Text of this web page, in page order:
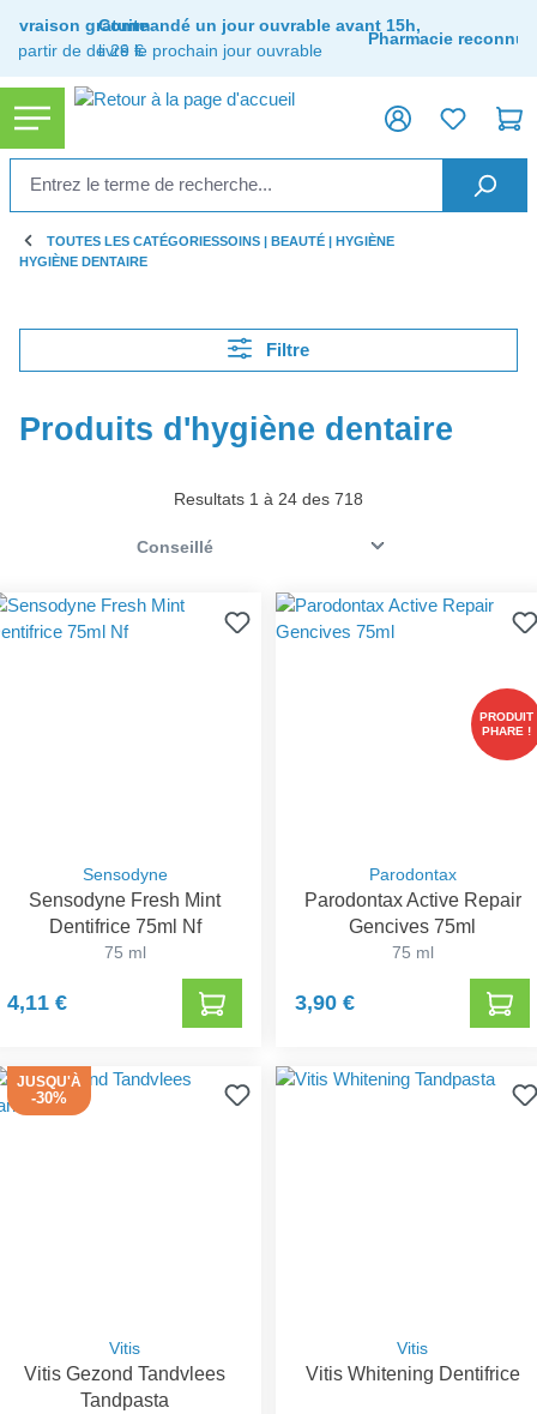
principal
Livraison gratuite
à partir de de 29 €
Commandé un jour ouvrable avant 15h,
livré le prochain jour ouvrable
Pharmacie reconnue
TOUTES LES CATÉGORIESSOINS | BEAUTÉ | HYGIÈNE
HYGIÈNE DENTAIRE
Filtre
Produits d'hygiène dentaire
Resultats 1 à 24 des 718
Sensodyne
Sensodyne Fresh Mint
Dentifrice 75ml Nf
75 ml
4,11 €
PRODUIT
PHARE !
Parodontax
Parodontax Active Repair
Gencives 75ml
75 ml
3,90 €
JUSQU'À
-30%
Vitis
Vitis Gezond Tandvlees
Tandpasta
Vitis
Vitis Whitening Dentifrice